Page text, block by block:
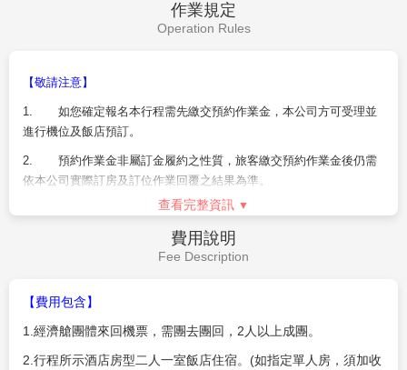
作業規定
Operation Rules
【敬請注意】
1.
如您確定報名本行程需先繳交預約作業金，本公司方可受理並
進行機位及飯店預訂。
2.
預約作業金非屬訂金履約之性質，旅客繳交預約作業金後仍需
依本公司實際訂房及訂位作業回覆之結果為準。
本預約作業金非屬訂金性質，非擔保契約履行，僅為旅遊元件
預約費用，不負擔保確定成行之責，如本商品已額滿或訂位未成功，
導致行程無法成行，則旅客所繳付之預約作業金將全額無息退費。
員與您進行接續的報名作業，旅客已繳交之作業金將自動轉為團費之
查看完整資訊
費用說明
Fee Description
【費用包含】
1.經濟艙團體來回機票，需團去團回， 2人以上成團。
2.行程所示酒店房型二人一室飯店住宿。 (如指定單人房，須加收